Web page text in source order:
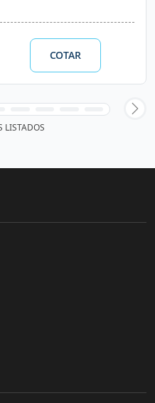
COTAR
LISTADOS